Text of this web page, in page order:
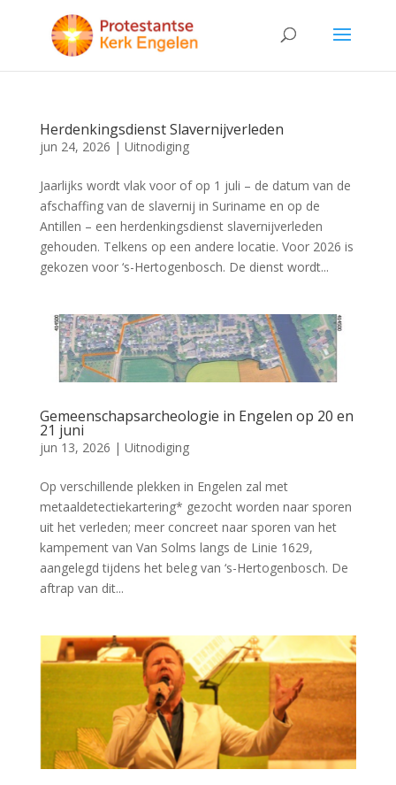
Herdenkingsdienst Slavernijverleden
jun 24, 2026 | Uitnodiging
Jaarlijks wordt vlak voor of op 1 juli – de datum van de
afschaffing van de slavernij in Suriname en op de
Antillen – een herdenkingsdienst slavernijverleden
gehouden. Telkens op een andere locatie. Voor 2026 is
gekozen voor ‘s-Hertogenbosch. De dienst wordt...
Gemeenschapsarcheologie in Engelen op 20 en
21 juni
jun 13, 2026 | Uitnodiging
Op verschillende plekken in Engelen zal met
metaaldetectiekartering* gezocht worden naar sporen
uit het verleden; meer concreet naar sporen van het
kampement van Van Solms langs de Linie 1629,
aangelegd tijdens het beleg van ‘s-Hertogenbosch. De
aftrap van dit...